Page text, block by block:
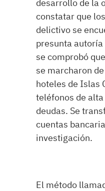
desarrollo de la
constatar que
delictivo se
presunta
se comprobó
se marcharon
hoteles de Islas
teléfonos de
deudas. Se
cuentas
investigación.
El método